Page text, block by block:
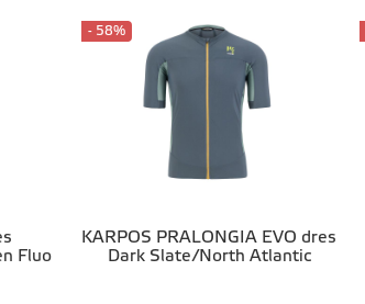
Fluo
KARPOS PRALONGIA EVO dres
Dark Slate/North Atlantic
- 58%